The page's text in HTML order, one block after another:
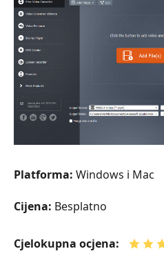
Platforma: Windows i Mac
Cijena: Besplatno
Cjelokupna ocjena: